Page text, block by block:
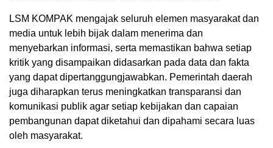
LSM KOMPAK mengajak seluruh elemen masyarakat dan
media untuk lebih bijak dalam menerima dan
menyebarkan informasi, serta memastikan bahwa setiap
kritik yang disampaikan didasarkan pada data dan fakta
yang dapat dipertanggungjawabkan. Pemerintah daerah
juga diharapkan terus meningkatkan transparansi dan
komunikasi publik agar setiap kebijakan dan capaian
pembangunan dapat diketahui dan dipahami secara luas
oleh masyarakat.